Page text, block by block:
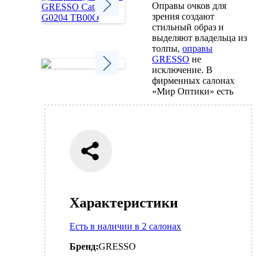
Характеристики
Есть в наличии в 2 салонах
Бренд:GRESSO
Оправы очков для
зрения создают
стильный образ и
выделяют владельца из
толпы,оправы
GRESSO не
исключение. В
фирменных салонах
«Мир Оптики» есть